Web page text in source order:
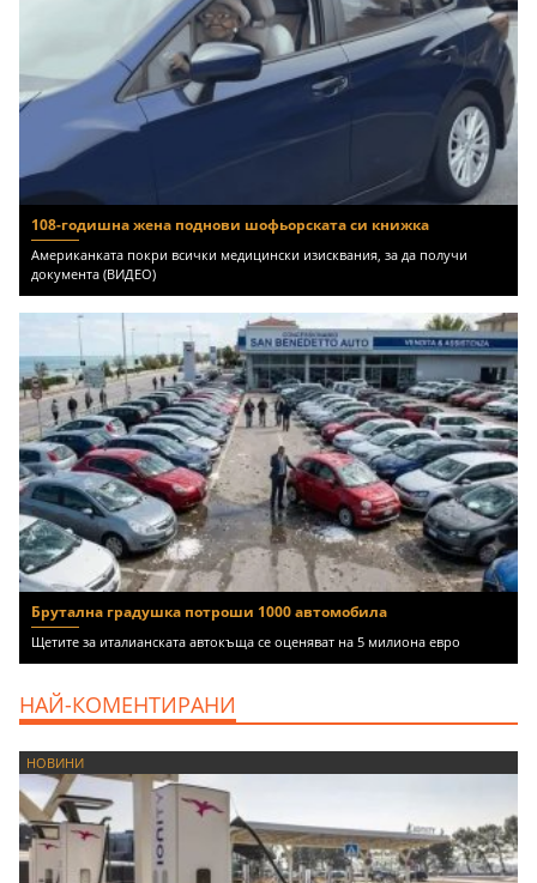
108-годишна жена поднови шофьорската си книжка
Американката покри всички медицински изисквания, за да получи
документа (ВИДЕО)
Брутална градушка потроши 1000 автомобила
Щетите за италианската автокъща се оценяват на 5 милиона евро
НАЙ-КОМЕНТИРАНИ
НОВИНИ